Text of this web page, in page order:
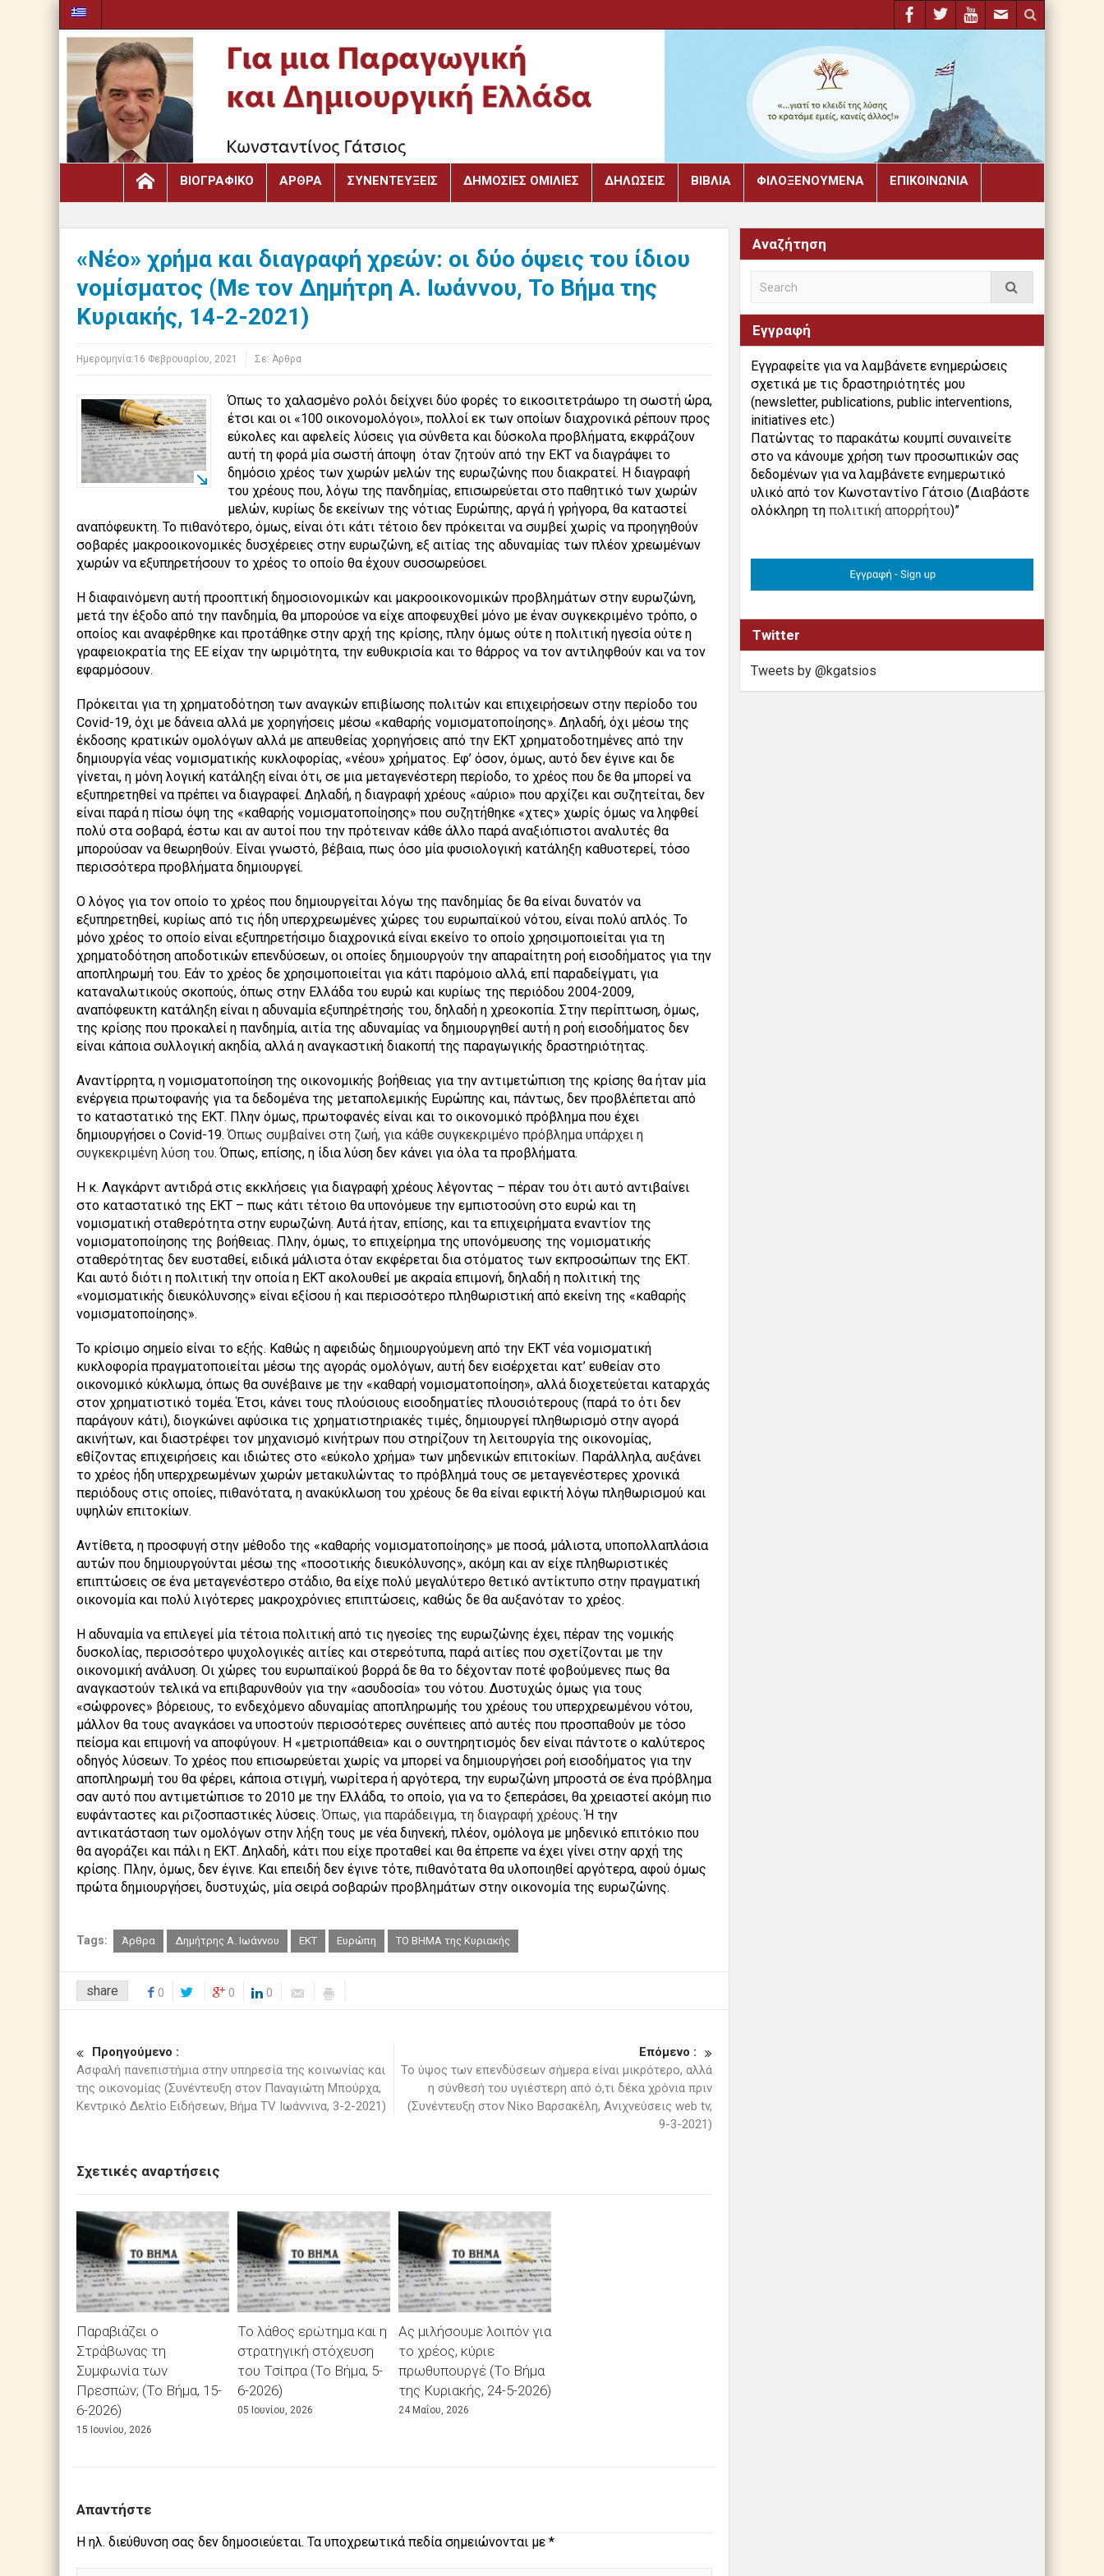
ΒΙΟΓΡΑΦΙΚΌ ΆΡΘΡΑ ΣΥΝΕΝΤΕΎΞΕΙΣ ΔΗΜΌΣΙΕΣ ΟΜΙΛΊΕΣ ΔΗΛΏΣΕΙΣ ΒΙΒΛΙΑ ΦΙΛΟΞΕΝΟΎΜΕΝΑ ΕΠΙΚΟΙΝΩΝΊΑ
«Νέο» χρήμα και διαγραφή χρεών: οι δύο όψεις του ίδιου
νομίσματος (Με τον Δημήτρη Α. Ιωάννου, Το Βήμα της
Κυριακής, 14-2-2021)
Ημερομηνία:16 Φεβρουαρίου, 2021 Σε: Άρθρα
Όπως το χαλασμένο ρολόι δείχνει δύο φορές το εικοσιτετράωρο τη σωστή ώρα,
έτσι και οι «100 οικονομολόγοι», πολλοί εκ των οποίων διαχρονικά ρέπουν προς
εύκολες και αφελείς λύσεις για σύνθετα και δύσκολα προβλήματα, εκφράζουν
αυτή τη φορά μία σωστή άποψη όταν ζητούν από την ΕΚΤ να διαγράψει το
δημόσιο χρέος των χωρών μελών της ευρωζώνης που διακρατεί. Η διαγραφή
του χρέους που, λόγω της πανδημίας, επισωρεύεται στο παθητικό των χωρών
μελών, κυρίως δε εκείνων της νότιας Ευρώπης, αργά ή γρήγορα, θα καταστεί
αναπόφευκτη. Το πιθανότερο, όμως, είναι ότι κάτι τέτοιο δεν πρόκειται να συμβεί χωρίς να προηγηθούν
σοβαρές μακροοικονομικές δυσχέρειες στην ευρωζώνη, εξ αιτίας της αδυναμίας των πλέον χρεωμένων
χωρών να εξυπηρετήσουν το χρέος το οποίο θα έχουν συσσωρεύσει.
Η διαφαινόμενη αυτή προοπτική δημοσιονομικών και μακροοικονομικών προβλημάτων στην ευρωζώνη,
μετά την έξοδο από την πανδημία, θα μπορούσε να είχε αποφευχθεί μόνο με έναν συγκεκριμένο τρόπο, ο
οποίος και αναφέρθηκε και προτάθηκε στην αρχή της κρίσης, πλην όμως ούτε η πολιτική ηγεσία ούτε η
γραφειοκρατία της ΕΕ είχαν την ωριμότητα, την ευθυκρισία και το θάρρος να τον αντιληφθούν και να τον
εφαρμόσουν.
Πρόκειται για τη χρηματοδότηση των αναγκών επιβίωσης πολιτών και επιχειρήσεων στην περίοδο του
Covid-19, όχι με δάνεια αλλά με χορηγήσεις μέσω «καθαρής νομισματοποίησης». Δηλαδή, όχι μέσω της
έκδοσης κρατικών ομολόγων αλλά με απευθείας χορηγήσεις από την ΕΚΤ χρηματοδοτημένες από την
δημιουργία νέας νομισματικής κυκλοφορίας, «νέου» χρήματος. Εφ’ όσον, όμως, αυτό δεν έγινε και δε
γίνεται, η μόνη λογική κατάληξη είναι ότι, σε μια μεταγενέστερη περίοδο, το χρέος που δε θα μπορεί να
εξυπηρετηθεί να πρέπει να διαγραφεί. Δηλαδή, η διαγραφή χρέους «αύριο» που αρχίζει και συζητείται, δεν
είναι παρά η πίσω όψη της «καθαρής νομισματοποίησης» που συζητήθηκε «χτες» χωρίς όμως να ληφθεί
πολύ στα σοβαρά, έστω και αν αυτοί που την πρότειναν κάθε άλλο παρά αναξιόπιστοι αναλυτές θα
μπορούσαν να θεωρηθούν. Είναι γνωστό, βέβαια, πως όσο μία φυσιολογική κατάληξη καθυστερεί, τόσο
περισσότερα προβλήματα δημιουργεί.
Ο λόγος για τον οποίο το χρέος που δημιουργείται λόγω της πανδημίας δε θα είναι δυνατόν να
εξυπηρετηθεί, κυρίως από τις ήδη υπερχρεωμένες χώρες του ευρωπαϊκού νότου, είναι πολύ απλός. Το
μόνο χρέος το οποίο είναι εξυπηρετήσιμο διαχρονικά είναι εκείνο το οποίο χρησιμοποιείται για τη
χρηματοδότηση αποδοτικών επενδύσεων, οι οποίες δημιουργούν την απαραίτητη ροή εισοδήματος για την
αποπληρωμή του. Εάν το χρέος δε χρησιμοποιείται για κάτι παρόμοιο αλλά, επί παραδείγματι, για
καταναλωτικούς σκοπούς, όπως στην Ελλάδα του ευρώ και κυρίως της περιόδου 2004-2009,
αναπόφευκτη κατάληξη είναι η αδυναμία εξυπηρέτησής του, δηλαδή η χρεοκοπία. Στην περίπτωση, όμως,
της κρίσης που προκαλεί η πανδημία, αιτία της αδυναμίας να δημιουργηθεί αυτή η ροή εισοδήματος δεν
είναι κάποια συλλογική ακηδία, αλλά η αναγκαστική διακοπή της παραγωγικής δραστηριότητας.
Αναντίρρητα, η νομισματοποίηση της οικονομικής βοήθειας για την αντιμετώπιση της κρίσης θα ήταν μία
ενέργεια πρωτοφανής για τα δεδομένα της μεταπολεμικής Ευρώπης και, πάντως, δεν προβλέπεται από
το καταστατικό της ΕΚΤ. Πλην όμως, πρωτοφανές είναι και το οικονομικό πρόβλημα που έχει
δημιουργήσει ο Covid-19.Όπως συμβαίνει στη ζωή, για κάθε συγκεκριμένο πρόβλημα υπάρχει η
συγκεκριμένη λύση του. Όπως, επίσης, η ίδια λύση δεν κάνει για όλα τα προβλήματα.
Η κ. Λαγκάρντ αντιδρά στις εκκλήσεις για διαγραφή χρέους λέγοντας – πέραν του ότι αυτό αντιβαίνει
στο καταστατικό της ΕΚΤ – πως κάτι τέτοιο θα υπονόμευε την εμπιστοσύνη στο ευρώ και τη
νομισματική σταθερότητα στην ευρωζώνη. Αυτά ήταν, επίσης, και τα επιχειρήματα εναντίον της
νομισματοποίησης της βοήθειας. Πλην, όμως, το επιχείρημα της υπονόμευσης της νομισματικής
σταθερότητας δεν ευσταθεί, ειδικά μάλιστα όταν εκφέρεται δια στόματος των εκπροσώπων της ΕΚΤ.
Και αυτό διότι η πολιτική την οποία η ΕΚΤ ακολουθεί με ακραία επιμονή, δηλαδή η πολιτική της
«νομισματικής διευκόλυνσης» είναι εξίσου ή και περισσότερο πληθωριστική από εκείνη της «καθαρής
νομισματοποίησης».
Το κρίσιμο σημείο είναι το εξής. Καθώς η αφειδώς δημιουργούμενη από την ΕΚΤ νέα νομισματική
κυκλοφορία πραγματοποιείται μέσω της αγοράς ομολόγων, αυτή δεν εισέρχεται κατ’ ευθείαν στο
οικονομικό κύκλωμα, όπως θα συνέβαινε με την «καθαρή νομισματοποίηση», αλλά διοχετεύεται καταρχάς
στον χρηματιστικό τομέα. Έτσι, κάνει τους πλούσιους εισοδηματίες πλουσιότερους (παρά το ότι δεν
παράγουν κάτι), διογκώνει αφύσικα τις χρηματιστηριακές τιμές, δημιουργεί πληθωρισμό στην αγορά
ακινήτων, και διαστρέφει τον μηχανισμό κινήτρων που στηρίζουν τη λειτουργία της οικονομίας,
εθίζοντας επιχειρήσεις και ιδιώτες στο «εύκολο χρήμα» των μηδενικών επιτοκίων. Παράλληλα, αυξάνει
το χρέος ήδη υπερχρεωμένων χωρών μετακυλώντας το πρόβλημά τους σε μεταγενέστερες χρονικά
περιόδους στις οποίες, πιθανότατα, η ανακύκλωση του χρέους δε θα είναι εφικτή λόγω πληθωρισμού και
υψηλών επιτοκίων.
Αντίθετα, η προσφυγή στην μέθοδο της «καθαρής νομισματοποίησης» με ποσά, μάλιστα, υποπολλαπλάσια
αυτών που δημιουργούνται μέσω της «ποσοτικής διευκόλυνσης», ακόμη και αν είχε πληθωριστικές
επιπτώσεις σε ένα μεταγενέστερο στάδιο, θα είχε πολύ μεγαλύτερο θετικό αντίκτυπο στην πραγματική
οικονομία και πολύ λιγότερες μακροχρόνιες επιπτώσεις, καθώς δε θα αυξανόταν το χρέος.
Η αδυναμία να επιλεγεί μία τέτοια πολιτική από τις ηγεσίες της ευρωζώνης έχει, πέραν της νομικής
δυσκολίας, περισσότερο ψυχολογικές αιτίες και στερεότυπα, παρά αιτίες που σχετίζονται με την
οικονομική ανάλυση. Οι χώρες του ευρωπαϊκού βορρά δε θα το δέχονταν ποτέ φοβούμενες πως θα
αναγκαστούν τελικά να επιβαρυνθούν για την «ασυδοσία» του νότου. Δυστυχώς όμως για τους
«σώφρονες» βόρειους, το ενδεχόμενο αδυναμίας αποπληρωμής του χρέους του υπερχρεωμένου νότου,
μάλλον θα τους αναγκάσει να υποστούν περισσότερες συνέπειες από αυτές που προσπαθούν με τόσο
πείσμα και επιμονή να αποφύγουν. Η «μετριοπάθεια» και ο συντηρητισμός δεν είναι πάντοτε ο καλύτερος
οδηγός λύσεων. Το χρέος που επισωρεύεται χωρίς να μπορεί να δημιουργήσει ροή εισοδήματος για την
αποπληρωμή του θα φέρει, κάποια στιγμή, νωρίτερα ή αργότερα, την ευρωζώνη μπροστά σε ένα πρόβλημα
σαν αυτό που αντιμετώπισε το 2010 με την Ελλάδα, το οποίο, για να το ξεπεράσει, θα χρειαστεί ακόμη πιο
ευφάνταστες και ριζοσπαστικές λύσεις.Όπως, για παράδειγμα, τη διαγραφή χρέους. Ή την
αντικατάσταση των ομολόγων στην λήξη τους με νέα διηνεκή, πλέον, ομόλογα με μηδενικό επιτόκιο που
θα αγοράζει και πάλι η ΕΚΤ. Δηλαδή, κάτι που είχε προταθεί και θα έπρεπε να έχει γίνει στην αρχή της
κρίσης. Πλην, όμως, δεν έγινε. Και επειδή δεν έγινε τότε, πιθανότατα θα υλοποιηθεί αργότερα, αφού όμως
πρώτα δημιουργήσει, δυστυχώς, μία σειρά σοβαρών προβλημάτων στην οικονομία της ευρωζώνης.
Tags: Άρθρα Δημήτρης Α. Ιωάννου ΕΚΤ Ευρώπη ΤΟ ΒΗΜΑ της Κυριακής
share 0 0 0
Προηγούμενο :
Ασφαλή πανεπιστήμια στην υπηρεσία της κοινωνίας και
της οικονομίας (Συνέντευξη στον Παναγιώτη Μπούρχα,
Κεντρικό Δελτίο Ειδήσεων, Βήμα TV Ιωάννινα, 3-2-2021)
Επόμενο :
Το ύψος των επενδύσεων σήμερα είναι μικρότερο, αλλά
η σύνθεσή του υγιέστερη από ό,τι δέκα χρόνια πριν
(Συνέντευξη στον Νίκο Βαρσακέλη, Ανιχνεύσεις web tv,
9-3-2021)
Σχετικές αναρτήσεις
Παραβιάζει ο
Στράβωνας τη
Συμφωνία των
Πρεσπών; (Το Βήμα, 15-
6-2026)
15 Ιουνίου, 2026
Το λάθος ερώτημα και η
στρατηγική στόχευση
του Τσίπρα (Το Βήμα, 5-
6-2026)
05 Ιουνίου, 2026
Ας μιλήσουμε λοιπόν για
το χρέος, κύριε
πρωθυπουργέ (Το Βήμα
της Κυριακής, 24-5-2026)
24 Μαΐου, 2026
Απαντήστε
Η ηλ. διεύθυνση σας δεν δημοσιεύεται. Τα υποχρεωτικά πεδία σημειώνονται με *
Αναζήτηση
Εγγραφή
Εγγραφείτε για να λαμβάνετε ενημερώσεις
σχετικά με τις δραστηριότητές μου
(newsletter, publications, public interventions,
initiatives etc.)
Πατώντας το παρακάτω κουμπί συναινείτε
στο να κάνουμε χρήση των προσωπικών σας
δεδομένων για να λαμβάνετε ενημερωτικό
υλικό από τον Κωνσταντίνο Γάτσιο (Διαβάστε
ολόκληρη τη πολιτική απορρήτου)”
Twitter
Tweets by @kgatsios